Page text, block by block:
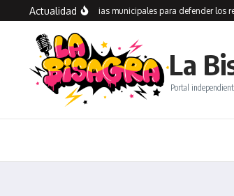
Saltar al contenido
Actualidad
recorre dependencias municipales para defender los
La
Portal